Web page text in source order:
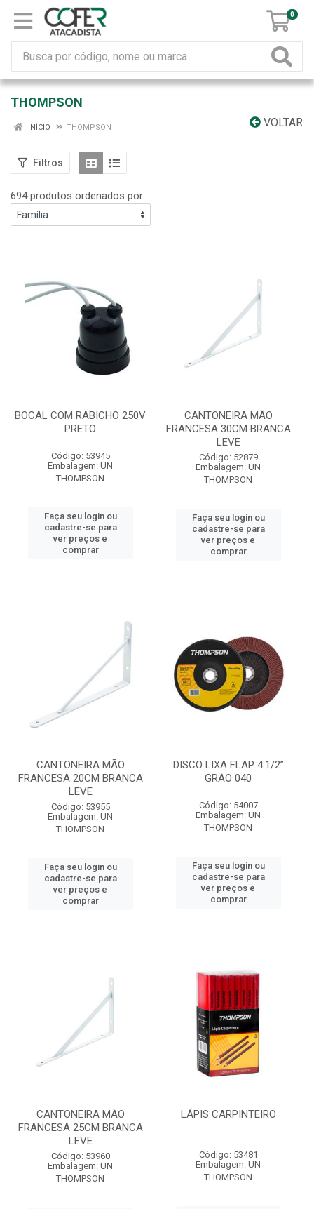
0
THOMPSON
VOLTAR
INÍCIO THOMPSON
Filtros
694 produtos ordenados por:
BOCAL COM RABICHO 250V
PRETO
Código: 53945
Embalagem: UN
THOMPSON
Faça seu login ou
cadastre-se para
ver preços e
comprar
CANTONEIRA MÃO
FRANCESA 30CM BRANCA
LEVE
Código: 52879
Embalagem: UN
THOMPSON
Faça seu login ou
cadastre-se para
ver preços e
comprar
CANTONEIRA MÃO
FRANCESA 20CM BRANCA
LEVE
Código: 53955
Embalagem: UN
THOMPSON
Faça seu login ou
cadastre-se para
ver preços e
comprar
DISCO LIXA FLAP 4.1/2”
GRÃO 040
Código: 54007
Embalagem: UN
THOMPSON
Faça seu login ou
cadastre-se para
ver preços e
comprar
CANTONEIRA MÃO
FRANCESA 25CM BRANCA
LEVE
Código: 53960
Embalagem: UN
THOMPSON
LÁPIS CARPINTEIRO
Código: 53481
Embalagem: UN
THOMPSON